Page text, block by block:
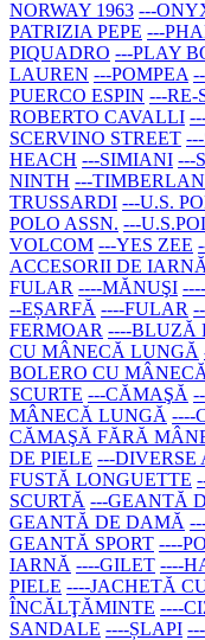
NORWAY 1963 ---
PATRIZIA PEPE ---
PIQUADRO ---PLAY
LAUREN ---POMPEA
PUERCO ESPIN ---RE-
ROBERTO CAVALLI
SCERVINO STREET
HEACH ---SIMIANI ---
NINTH ---
TRUSSARDI ---U.S.
POLO ASSN. ---
VOLCOM ---YES ZEE
ACCESORII DE IARNĂ
FULAR ----MĂNUŞI
--EȘARFĂ ----FULAR
FERMOAR ----BLUZĂ
CU MÂNECĂ LUNGĂ
BOLERO CU
SCURTE ---CĂMAŞĂ
MÂNECĂ LUNGĂ ----
CĂMAŞĂ FĂRĂ
DE PIELE ---DIVERSE
FUSTĂ LONGUETTE
SCURTĂ ---GEANTĂ
GEANTĂ DE DAMĂ
GEANTĂ SPORT ----
IARNĂ ----GILET ----
PIELE ----JACHETĂ
ÎNCĂLŢĂMINTE ----
SANDALE ----ȘLAPI